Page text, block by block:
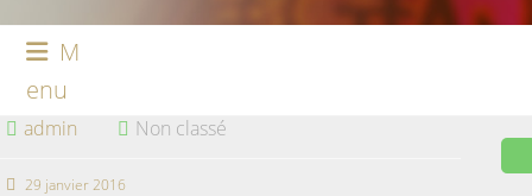
M
enu
admin Non classé
29 janvier 2016